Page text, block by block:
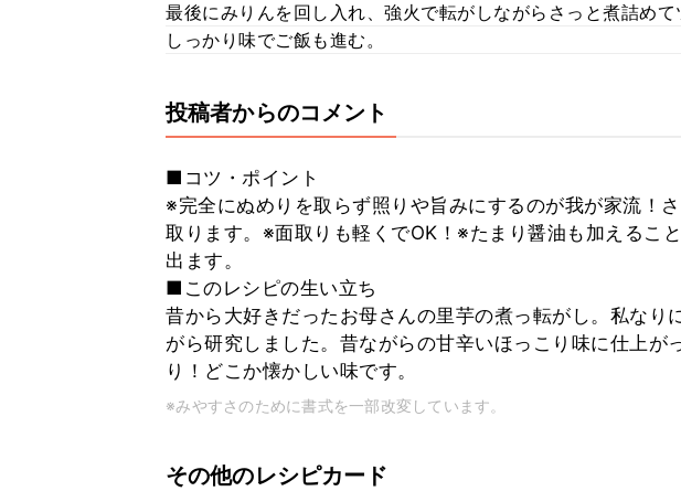
最後にみりんを回し入れ、強火で転がしながらさっと煮詰めて
しっかり味でご飯も進む。
投稿者からのコメント
■コツ・ポイント
※完全にぬめりを取らず照りや旨みにするのが我が家流！
取ります。※面取りも軽くでOK！※たまり醤油も加えるこ
出ます。
■このレシピの生い立ち
昔から大好きだったお母さんの里芋の煮っ転がし。私なり
がら研究しました。昔ながらの甘辛いほっこり味に仕上
り！どこか懐かしい味です。
※みやすさのために書式を一部改変しています。
その他のレシピカード